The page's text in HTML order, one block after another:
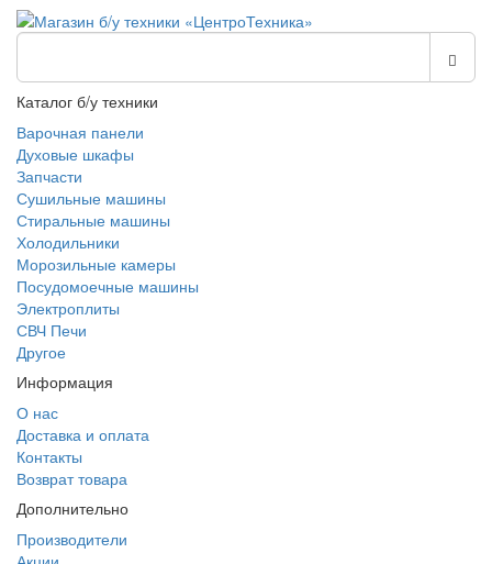
Каталог б/у техники
Варочная панели
Духовые шкафы
Запчасти
Сушильные машины
Стиральные машины
Холодильники
Морозильные камеры
Посудомоечные машины
Электроплиты
СВЧ Печи
Другое
Информация
О нас
Доставка и оплата
Контакты
Возврат товара
Дополнительно
Производители